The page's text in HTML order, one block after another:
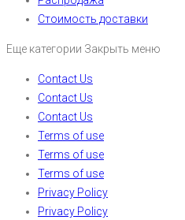
Стоимость доставки
Еще категории Закрыть меню
Contact Us
Contact Us
Contact Us
Terms of use
Terms of use
Terms of use
Privacy Policy
Privacy Policy